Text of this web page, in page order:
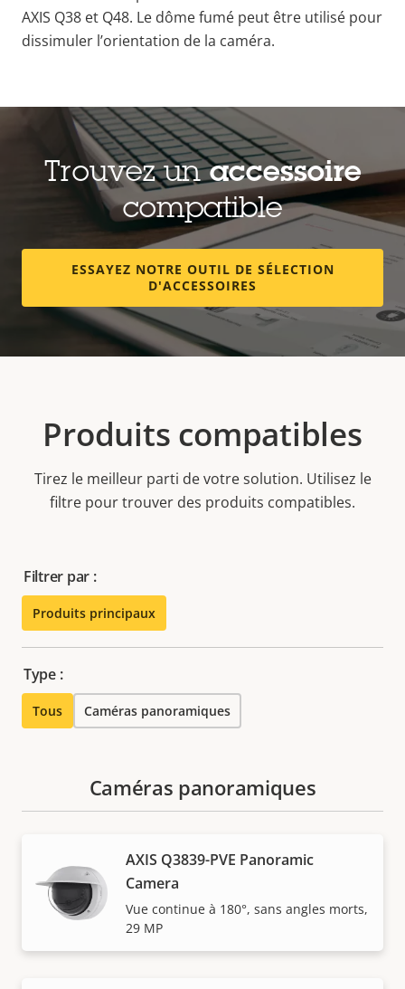
AXIS Q38 et Q48. Le dôme fumé peut être utilisé pour
dissimuler l’orientation de la caméra.
Trouvez unaccessoire
compatible
ESSAYEZ NOTRE OUTIL DE SÉLECTION
D'ACCESSOIRES
Produits compatibles
Tirez le meilleur parti de votre solution. Utilisez le
filtre pour trouver des produits compatibles.
Filtrer par :
Produits principaux
Type :
Tous Caméras panoramiques
Caméras panoramiques
AXIS Q3839-PVE Panoramic
Camera
Vue continue à 180°, sans angles morts,
29 MP